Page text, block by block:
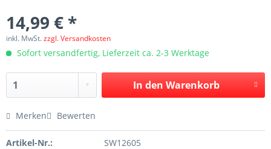
14,99 € *
inkl. MwSt.zzgl. Versandkosten
Sofort versandfertig, Lieferzeit ca. 2-3 Werktage
In den Warenkorb
Merken Bewerten
Artikel-Nr.: SW12605